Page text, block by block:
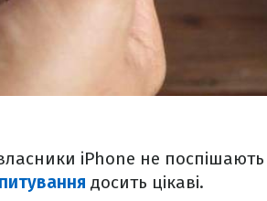
iPhone не поспішають
досить цікаві.